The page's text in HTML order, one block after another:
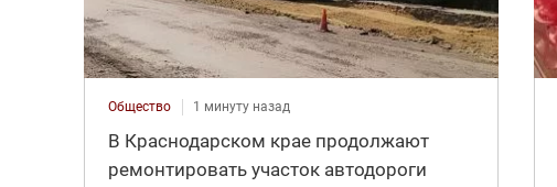
Общество 1 минуту назад
В Краснодарском крае продолжают
ремонтировать участок автодороги